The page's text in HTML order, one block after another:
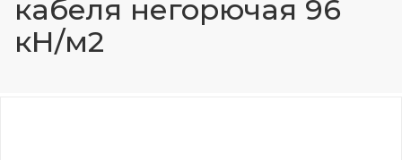
кабеля негорючая 96
кН/м2